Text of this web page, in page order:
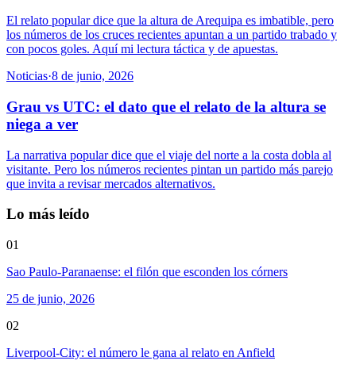
El relato popular dice que la altura de Arequipa es imbatible, pero
los números de los cruces recientes apuntan a un partido trabado y
con pocos goles. Aquí mi lectura táctica y de apuestas.
Noticias·8 de junio, 2026
Grau vs UTC: el dato que el relato de la altura se
niega a ver
La narrativa popular dice que el viaje del norte a la costa dobla al
visitante. Pero los números recientes pintan un partido más parejo
que invita a revisar mercados alternativos.
Lo más leído
01
Sao Paulo-Paranaense: el filón que esconden los córners
25 de junio, 2026
02
Liverpool-City: el número le gana al relato en Anfield